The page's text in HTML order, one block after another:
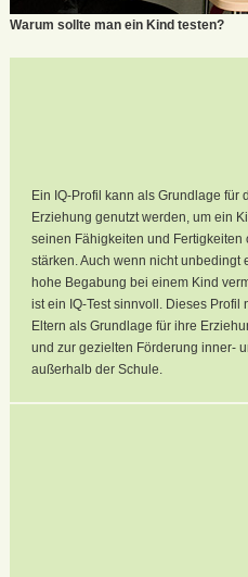
Warum sollte man ein Kind testen?
Ein IQ-Profil kann als Grundlage für
Erziehung genutzt werden, um ein
seinen Fähigkeiten und Fertigkeiten
stärken. Auch wenn nicht unbedingt
hohe Begabung bei einem Kind
ist ein IQ-Test sinnvoll. Dieses Profil
Eltern als Grundlage für ihre
und zur gezielten Förderung inner-
außerhalb der Schule.